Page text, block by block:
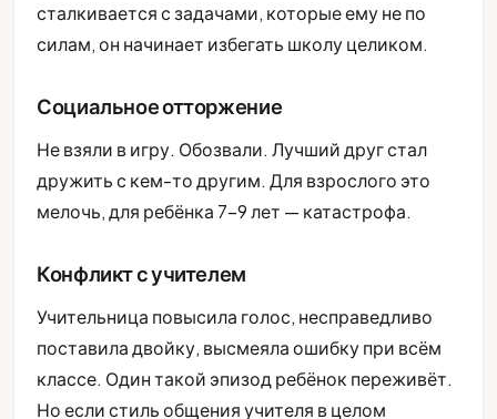
сталкивается с задачами, которые ему не по
силам, он начинает избегать школу целиком.
Социальное отторжение
Не взяли в игру. Обозвали. Лучший друг стал
дружить с кем-то другим. Для взрослого это
мелочь, для ребёнка 7-9 лет — катастрофа.
Конфликт с учителем
Учительница повысила голос, несправедливо
поставила двойку, высмеяла ошибку при всём
классе. Один такой эпизод ребёнок переживёт.
Но если стиль общения учителя в целом